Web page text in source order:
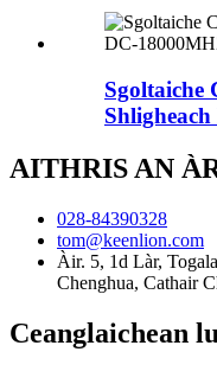
Sgoltaiche
AITHRIS AN
028-84390328
tom@keenlion.com
Àir. 5, 1d Làr,
Chenghua, Cathair
Ceanglaichean